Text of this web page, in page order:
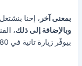
بمعنى آخر ، إحنا
وبالإضافة إلى ذلك،
بيوفّر زيارة تانية في 80% من الحالات.